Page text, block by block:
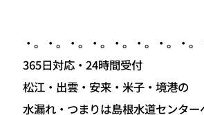
・。・。・。・。・。・。・。・。
365日対応・24時間受付
松江・出雲・安来・米子・境港の
水漏れ・つまりは島根水道センター